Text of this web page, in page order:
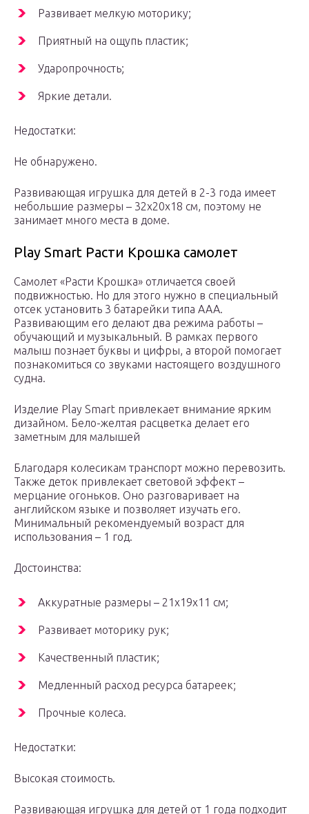
Развивает мелкую моторику;
Приятный на ощупь пластик;
Ударопрочность;
Яркие детали.
Недостатки:
Не обнаружено.
Развивающая игрушка для детей в 2-3 года имеет
небольшие размеры – 32х20х18 см, поэтому не
занимает много места в доме.
Play Smart Расти Крошка самолет
Самолет «Расти Крошка» отличается своей
подвижностью. Но для этого нужно в специальный
отсек установить 3 батарейки типа ААА.
Развивающим его делают два режима работы –
обучающий и музыкальный. В рамках первого
малыш познает буквы и цифры, а второй помогает
познакомиться со звуками настоящего воздушного
судна.
Изделие Play Smart привлекает внимание ярким
дизайном. Бело-желтая расцветка делает его
заметным для малышей
Благодаря колесикам транспорт можно перевозить.
Также деток привлекает световой эффект –
мерцание огоньков. Оно разговаривает на
английском языке и позволяет изучать его.
Минимальный рекомендуемый возраст для
использования – 1 год.
Достоинства:
Аккуратные размеры – 21x19x11 см;
Развивает моторику рук;
Качественный пластик;
Медленный расход ресурса батареек;
Прочные колеса.
Недостатки:
Высокая стоимость.
Развивающая игрушка для детей от 1 года подходит